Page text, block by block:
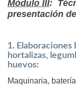
Módulo III:
presentación
1. Elaboraciones
hortalizas,
huevos:
Maquinaria,